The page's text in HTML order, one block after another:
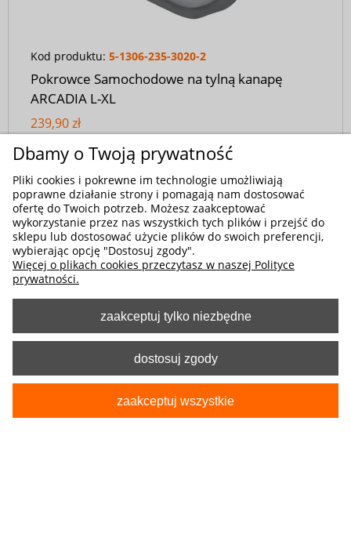
Kod produktu: 5-1306-235-3020-2
Pokrowce Samochodowe na tylną kanapę
ARCADIA L-XL
239,90 zł
Dbamy o Twoją prywatność
Pliki cookies i pokrewne im technologie umożliwiają
poprawne działanie strony i pomagają nam dostosować
ofertę do Twoich potrzeb. Możesz zaakceptować
wykorzystanie przez nas wszystkich tych plików i przejść do
sklepu lub dostosować użycie plików do swoich preferencji,
wybierając opcję "Dostosuj zgody".
Więcej o plikach cookies przeczytasz w naszej Polityce
prywatności.
zaakceptuj tylko niezbędne
dostosuj zgody
zaakceptuj wszystkie